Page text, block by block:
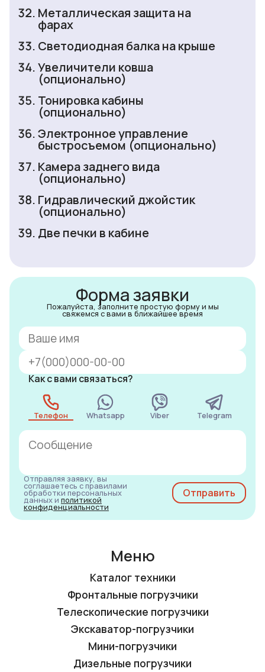
Металлическая защита на
фарах
Светодиодная балка на крыше
Увеличители ковша
(опционально)
Тонировка кабины
(опционально)
Электронное управление
быстросъемом (опционально)
Камера заднего вида
(опционально)
Гидравлический джойстик
(опционально)
Две печки в кабине
Форма заявки
Пожалуйста, заполните простую форму и мы
свяжемся с вами в ближайшее время
Как с вами связаться?
Телефон Whatsapp Viber Telegram
Отправляя заявку, вы
соглашаетесь с правилами
обработки персональных
данных и политикой
конфиденциальности
Меню
Каталог техники
Фронтальные погрузчики
Телескопические погрузчики
Экскаватор-погрузчики
Мини-погрузчики
Дизельные погрузчики